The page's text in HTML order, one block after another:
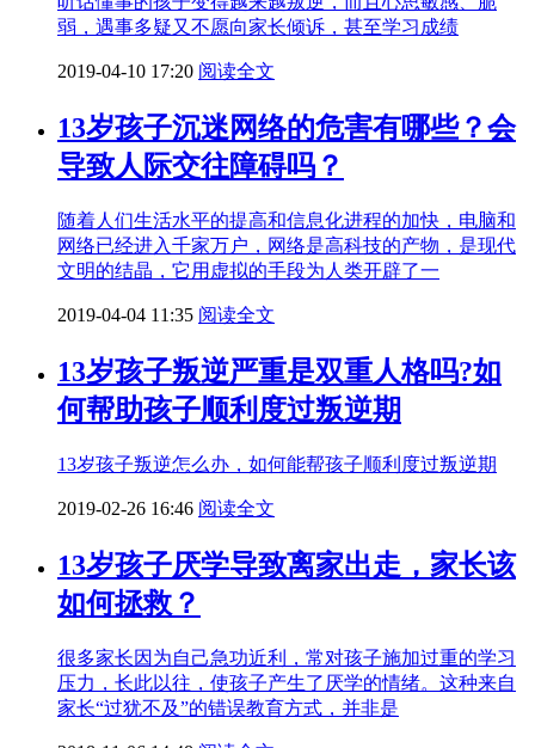
弱，遇事多疑又不愿向家长倾诉，甚至学习成绩
2019-04-10 17:20 阅读全文
13岁孩子沉迷网络的危害有哪些？会
导致人际交往障碍吗？
随着人们生活水平的提高和信息化进程的加快，电脑和
网络已经进入千家万户，网络是高科技的产物，是现代
文明的结晶，它用虚拟的手段为人类开辟了一
2019-04-04 11:35 阅读全文
13岁孩子叛逆严重是双重人格吗?如
何帮助孩子顺利度过叛逆期
13岁孩子叛逆怎么办，如何能帮孩子顺利度过叛逆期
2019-02-26 16:46 阅读全文
13岁孩子厌学导致离家出走，家长该
如何拯救？
​很多家长因为自己急功近利，常对孩子施加过重的学习
压力，长此以往，使孩子产生了厌学的情绪。这种来自
家长“过犹不及”的错误教育方式，并非是